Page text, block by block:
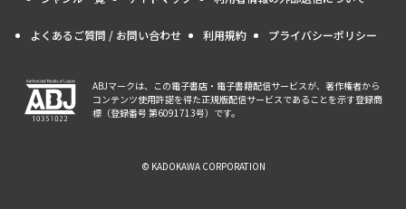
よくあるご質問 / お問い合わせ 利用規約 プライバシーポリシー
ABJマークは、この電子書店・電子書籍配信サービスが、著作権者から
コンテンツ使用許諾を得た正規版配信サービスであることを示す登録商
標（登録番号 第6091713号）です。
© KADOKAWA CORPORATION